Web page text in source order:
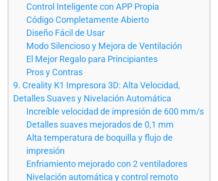
Control Inteligente con APP Propia
Código Completamente Abierto
Diseño Fácil de Usar
Modo Silencioso y Mejora de Ventilación
El Mejor Regalo para Principiantes
Pros y Contras
9. Creality K1 Impresora 3D: Alta Velocidad,
Detalles Suaves y Nivelación Automática
Increíble velocidad de impresión de 600 mm/s
Detalles suaves mejorados de 0,1 mm
Alta temperatura de boquilla y flujo de
impresión
Enfriamiento mejorado con 2 ventiladores
Nivelación automática y control remoto